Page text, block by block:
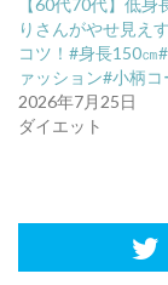
【60代70代】低身
りさんがやせ見え
コツ！#身長150㎝
ァッション#小柄コ
2026年7月25日
ダイエット